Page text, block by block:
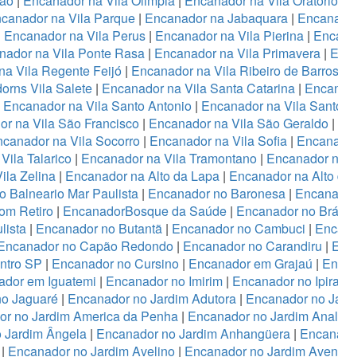
na Vila Parque | Encanador na Jabaquara |
Encanador na Vila Perus| Encanador na Vila Pierina|
na Vila Ponte Rasa| Encanador na Vila Primavera|
Vila Regente Feijó| Encanador na Vila Ribeiro de Barros
Vila Salete | Encanador na Vila Santa Catarina |
Encanador na Vila Santo Antonio | Encanador na Vila
na Vila São Francisco| Encanador na Vila São Geraldo|
na Vila Socorro| Encanador na Vila Sofia|
Talarico| Encanador na Vila Tramontano| Encanador
Zelina | Encanador na Alto da Lapa | Encanador na
Balneario Mar Paulista | Encanador no Baronesa |
Retiro| EncanadorBosque da Saúde| Encanador no
| Encanador no Butantã | Encanador no Cambuci |
no Capão Redondo | Encanador no Carandiru |
SP | Encanador no Cursino| Encanador em Grajaú |
em Iguatemi | Encanador no Imirim | Encanador no
Jaguaré | Encanador no Jardim Adutora | Encanador no
no Jardim America da Penha | Encanador no Jardim
Jardim Ângela | Encanador no Jardim Anhangüera |
Encanador no Jardim Avelino| Encanador no Jardim